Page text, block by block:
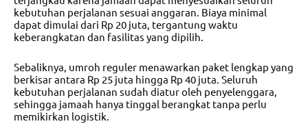
kebutuhan perjalanan sesuai anggaran. Biaya minimal
dapat dimulai dari Rp 20 juta, tergantung waktu
keberangkatan dan fasilitas yang dipilih.
Sebaliknya, umroh reguler menawarkan paket lengkap yang
berkisar antara Rp 25 juta hingga Rp 40 juta. Seluruh
kebutuhan perjalanan sudah diatur oleh penyelenggara,
sehingga jamaah hanya tinggal berangkat tanpa perlu
memikirkan logistik.